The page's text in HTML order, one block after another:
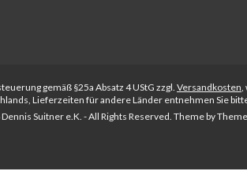
gemäß §25a Absatz 4 UStG zzgl. Versandkosten,
Lieferzeiten für andere Länder entnehmen Sie
Suitner e.K. - All Rights Reserved. Theme by